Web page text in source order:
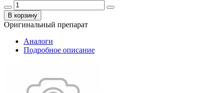
В корзину
Оригинальный препарат
Аналоги
Подробное описание